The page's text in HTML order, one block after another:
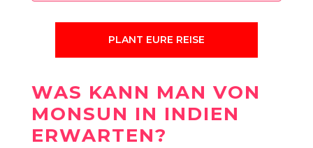
PLANT EURE REISE
WAS KANN MAN VON
MONSUN IN INDIEN
ERWARTEN?